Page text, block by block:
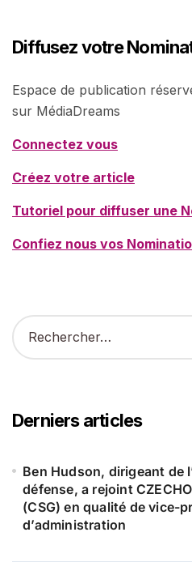
Diffusez votre
Espace de publication
sur MédiaDreams
Connectez vous
Créez votre article
Tutoriel pour diffuser une
Confiez nous vos
R
e
r
c
e
Derniers articles
Ben Hudson, dirigeant de
défense, a rejoint
(CSG) en qualité de vice-
d’administration